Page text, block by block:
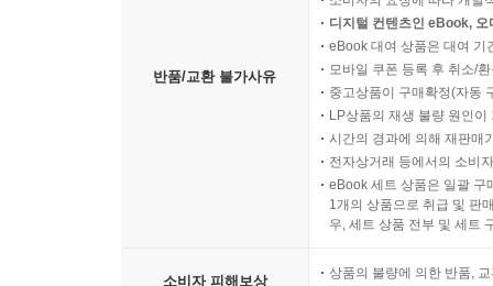
반품/교환 불가사유
디지털 컨텐츠인 eBook,
eBook 대여 상품은 대여 기
모바일 쿠폰 등록 후 취소/
중고상품이 구매확정(자동
LP상품의 재생 불량 원인
시간의 경과에 의해 재판매
전자상거래 등에서의 소비
eBook 세트 상품은 일괄 구
1개의 상품으로 취급 및 판
우, 세트 상품 전부 및 세트
소비자 피해보상
상품의 불량에 의한 반품,